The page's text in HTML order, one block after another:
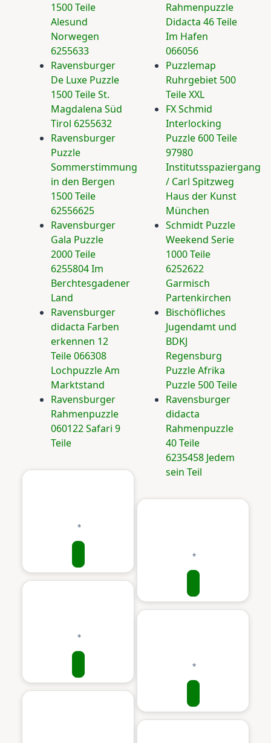
1500 Teile
Alesund
Norwegen
6255633
Ravensburger
De Luxe Puzzle
1500 Teile St.
Magdalena Süd
Tirol 6255632
Ravensburger
Puzzle
Sommerstimmung
in den Bergen
1500 Teile
62556625
Ravensburger
Gala Puzzle
2000 Teile
6255804 Im
Berchtesgadener
Land
Ravensburger
didacta Farben
erkennen 12
Teile 066308
Lochpuzzle Am
Marktstand
Ravensburger
Rahmenpuzzle
060122 Safari 9
Teile
Rahmenpuzzle
Didacta 46 Teile
Im Hafen
066056
Puzzlemap
Ruhrgebiet 500
Teile XXL
FX Schmid
Interlocking
Puzzle 600 Teile
97980
Institutsspaziergang
/ Carl Spitzweg
Haus der Kunst
München
Schmidt Puzzle
Weekend Serie
1000 Teile
6252622
Garmisch
Partenkirchen
Bischöfliches
Jugendamt und
BDKJ
Regensburg
Puzzle Afrika
Puzzle 500 Teile
Ravensburger
didacta
Rahmenpuzzle
40 Teile
6235458 Jedem
sein Teil